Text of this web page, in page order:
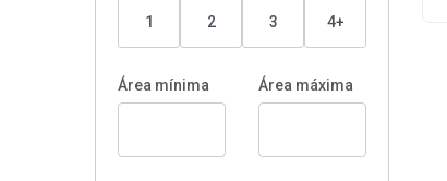
1 2 3 4+
Área mínima Área máxima